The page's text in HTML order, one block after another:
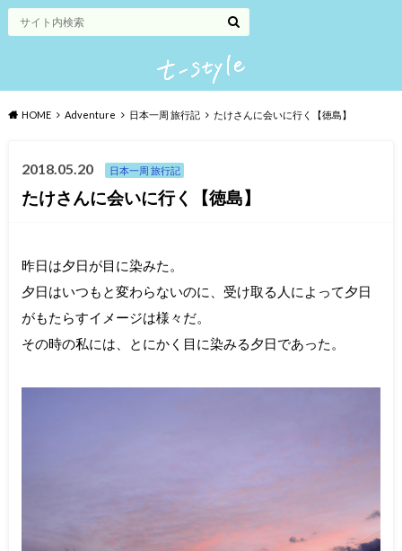
HOME Adventure 日本一周 旅行記 たけさんに会いに行く【徳島】
2018.05.20 日本一周 旅行記
たけさんに会いに行く【徳島】
昨日は夕日が目に染みた。
夕日はいつもと変わらないのに、受け取る人によって夕日
がもたらすイメージは様々だ。
その時の私には、とにかく目に染みる夕日であった。